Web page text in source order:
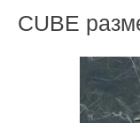
CUBE